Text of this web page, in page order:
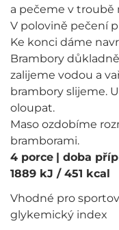
a pečeme v troubě
V polovině pečení
Ke konci dáme
Brambory
zalijeme vodou a
brambory slijeme.
oloupat.
Maso ozdobíme
bramborami.
4 porce | doba
1889 kJ / 451 kcal
Vhodné pro
glykemický index